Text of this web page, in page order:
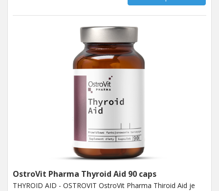
OstroVit Pharma Thyroid Aid 90 caps
THYROID AID - OSTROVIT OstroVit Pharma Thiroid Aid je